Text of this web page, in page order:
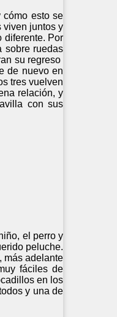
cómo esto se
viven juntos y
diferente. Por
sobre ruedas
su regreso
de nuevo en
tres vuelven
relación, y
con sus
el perro y
peluche.
más adelante
fáciles de
en los
y una de